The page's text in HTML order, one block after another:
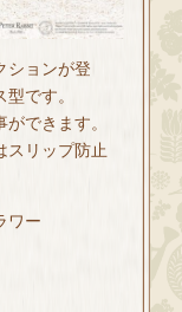
ションが登
です。
できます。
スリップ防止
ワー